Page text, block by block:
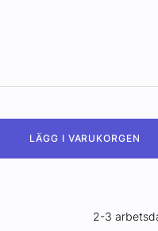
LÄGG I VARUKORGEN
2-3